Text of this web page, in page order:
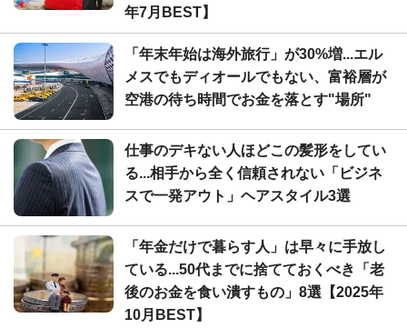
年7月BEST】
「年末年始は海外旅行」が30%増...エル
メスでもディオールでもない、富裕層が
空港の待ち時間でお金を落とす"場所"
仕事のデキない人ほどこの髪形をしてい
る...相手から全く信頼されない「ビジネ
スで一発アウト」ヘアスタイル3選
「年金だけで暮らす人」は早々に手放し
ている...50代までに捨てておくべき「老
後のお金を食い潰すもの」8選【2025年
10月BEST】